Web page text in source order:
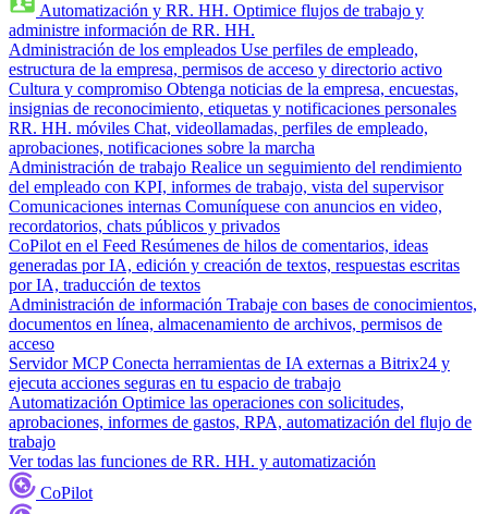
Automatización y RR. HH. Optimice flujos de trabajo y
administre información de RR. HH.
Administración de los empleados Use perfiles de empleado,
estructura de la empresa, permisos de acceso y directorio activo
Cultura y compromiso Obtenga noticias de la empresa, encuestas,
insignias de reconocimiento, etiquetas y notificaciones personales
RR. HH. móviles Chat, videollamadas, perfiles de empleado,
aprobaciones, notificaciones sobre la marcha
Administración de trabajo Realice un seguimiento del rendimiento
del empleado con KPI, informes de trabajo, vista del supervisor
Comunicaciones internas Comuníquese con anuncios en video,
recordatorios, chats públicos y privados
CoPilot en el Feed Resúmenes de hilos de comentarios, ideas
generadas por IA, edición y creación de textos, respuestas escritas
por IA, traducción de textos
Administración de información Trabaje con bases de conocimientos,
documentos en línea, almacenamiento de archivos, permisos de
acceso
Servidor MCP Conecta herramientas de IA externas a Bitrix24 y
ejecuta acciones seguras en tu espacio de trabajo
Automatización Optimice las operaciones con solicitudes,
aprobaciones, informes de gastos, RPA, automatización del flujo de
trabajo
Ver todas las funciones de RR. HH. y automatización
CoPilot